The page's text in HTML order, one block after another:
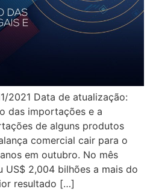
2021 Data de atualização:
das importações e a
de alguns produtos
comercial cair para o
em outubro. No mês
US$ 2,004 bilhões a mais do
resultado […]